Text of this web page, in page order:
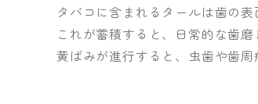
タバコに含まれるタールは歯の
これが蓄積すると、日常的な歯
黄ばみが進行すると、虫歯や歯周